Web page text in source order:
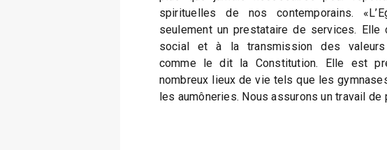
spirituelles de nos contemporains.
seulement un prestataire de services. Elle
social et à la transmission des valeurs
comme le dit la Constitution. Elle est
nombreux lieux de vie tels que les
les aumôneries. Nous assurons un travail de